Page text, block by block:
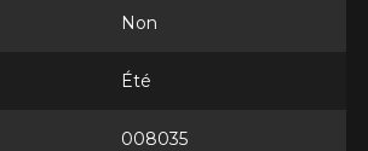
Non
Été
008035